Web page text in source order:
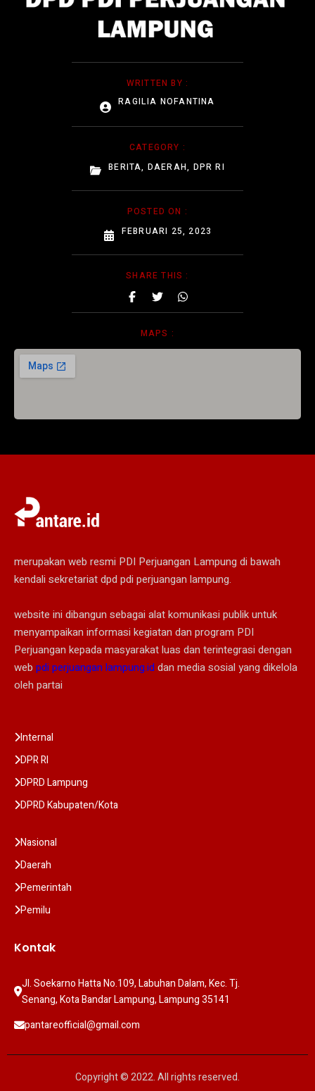
WRITTEN BY :
RAGILIA NOFANTINA
CATEGORY :
BERITA, DAERAH, DPR RI
POSTED ON :
FEBRUARI 25, 2023
SHARE THIS :
MAPS :
merupakan web resmi PDI Perjuangan Lampung di bawah
kendali sekretariat dpd pdi perjuangan lampung.
website ini dibangun sebagai alat komunikasi publik untuk
menyampaikan informasi kegiatan dan program PDI
Perjuangan kepada masyarakat luas dan terintegrasi dengan
web pdi perjuangan lampung.id dan media sosial yang dikelola
oleh partai
Internal
DPR RI
DPRD Lampung
DPRD Kabupaten/Kota
Nasional
Daerah
Pemerintah
Pemilu
Kontak
Jl. Soekarno Hatta No.109, Labuhan Dalam, Kec. Tj.
Senang, Kota Bandar Lampung, Lampung 35141
pantareofficial@gmail.com
Copyright © 2022. All rights reserved.